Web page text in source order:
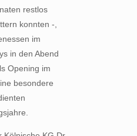
restlos
konnten -,
im
in den Abend
Opening im
besondere